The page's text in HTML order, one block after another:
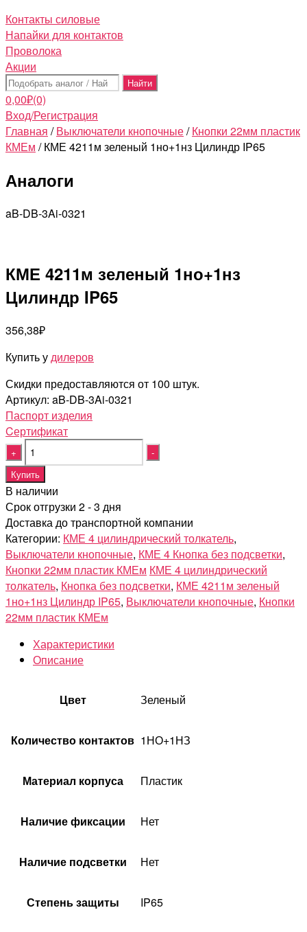
Контакты силовые
Напайки для контактов
Проволока
Акции
Поиск:
0,00₽(0)
Вход/Регистрация
Главная /Выключатели кнопочные/Кнопки 22мм пластик
КМЕм / КМЕ 4211м зеленый 1но+1нз Цилиндр IP65
Аналоги
aB-DB-3Ai-0321
КМЕ 4211м зеленый 1но+1нз
Цилиндр IP65
356,38₽
Купить удилеров
Скидки предоставляются от 100 штук.
Артикул: aB-DB-3Ai-0321
Паспорт изделия
Cертификат
Quantity
Купить
В наличии
Срок отгрузки 2 - 3 дня
Доставка до транспортной компании
Категории: КМЕ 4 цилиндрический толкатель,
Выключатели кнопочные, КМЕ 4 Кнопка без подсветки,
Кнопки 22мм пластик КМЕм КМЕ 4 цилиндрический
толкатель, Кнопка без подсветки, КМЕ 4211м зеленый
1но+1нз Цилиндр IP65, Выключатели кнопочные, Кнопки
22мм пластик КМЕм
Характеристики
Описание
Цвет Зеленый
Количество контактов 1НО+1НЗ
Материал корпуса Пластик
Наличие фиксации Нет
Наличие подсветки Нет
Степень защиты IP65